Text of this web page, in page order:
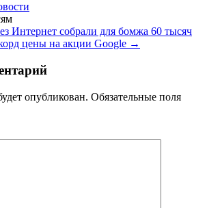
Интернет собрали для бомжа 60 тысяч
цены на акции Google →
опубликован. Обязательные поля